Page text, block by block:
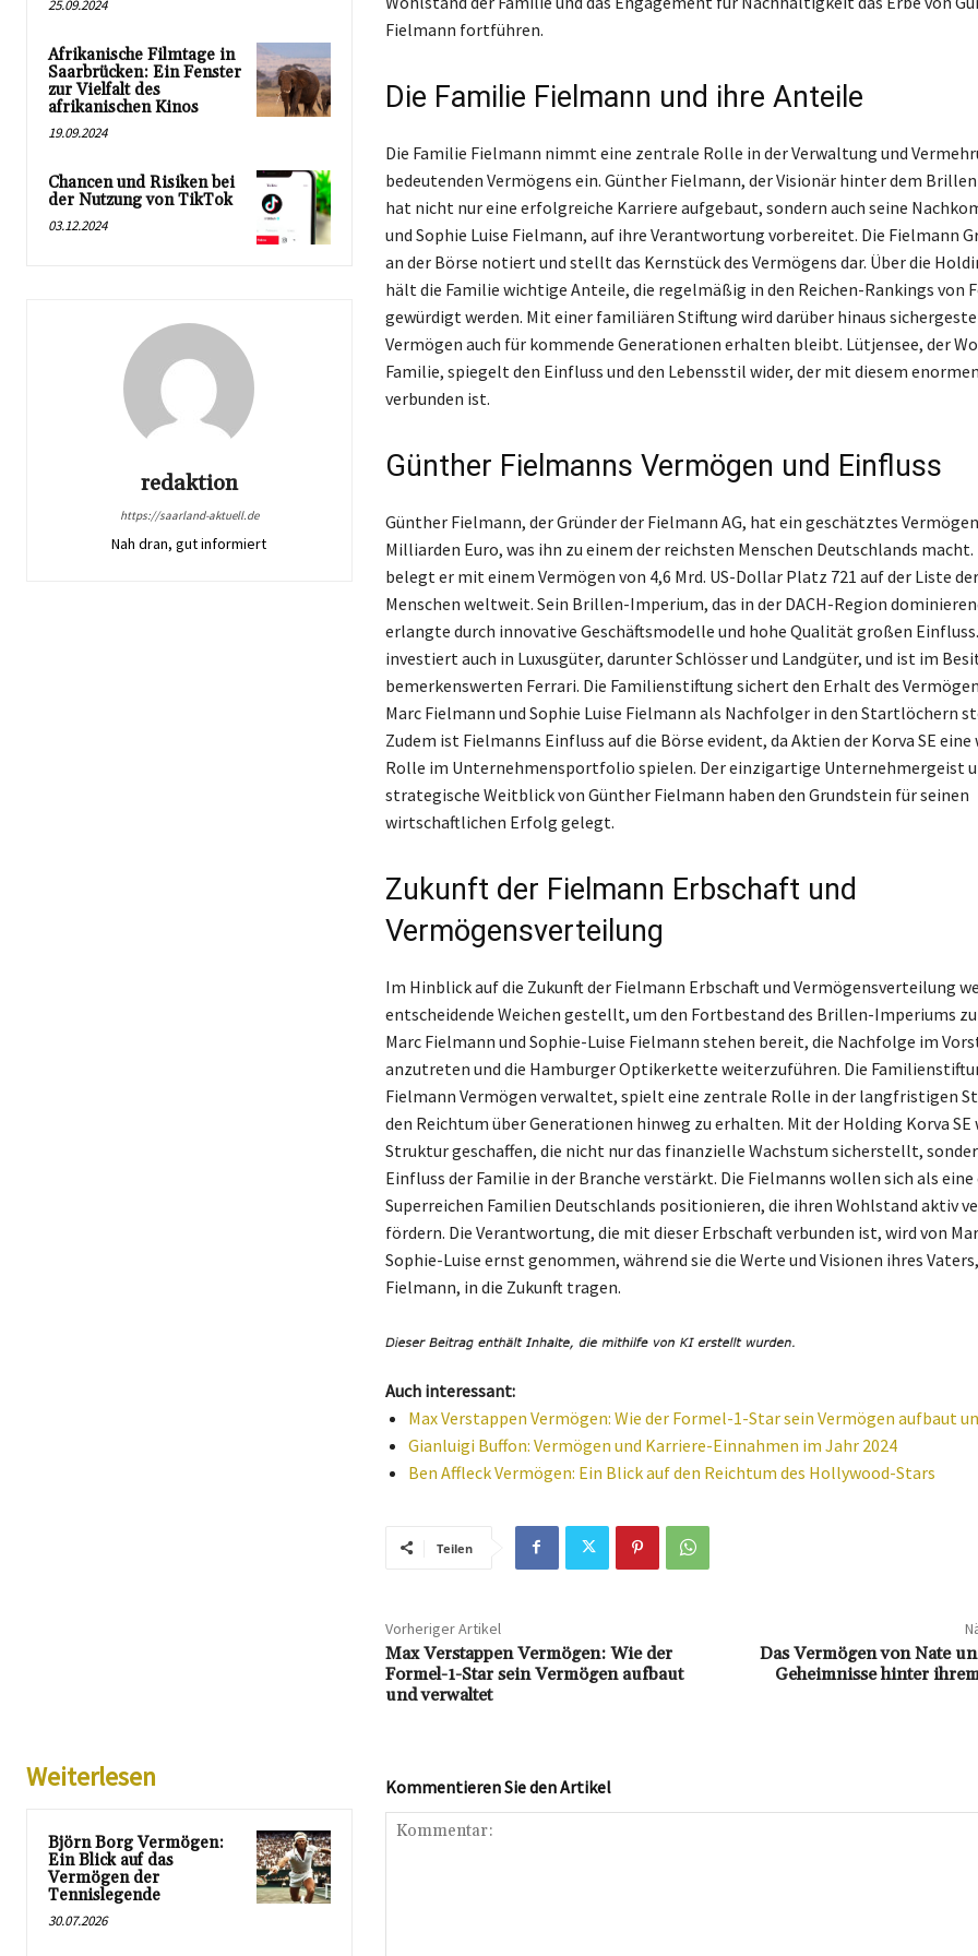
25.09.2024
Afrikanische Filmtage in
Saarbrücken: Ein Fenster
zur Vielfalt des
afrikanischen Kinos
19.09.2024
Chancen und Risiken bei
der Nutzung von TikTok
03.12.2024
redaktion
https://saarland-aktuell.de
Nah dran, gut informiert
Fielmann fortführen.
Die Familie Fielmann und ihre Anteile
Die Familie Fielmann nimmt eine zentrale Rolle in der Verwaltung und
bedeutenden Vermögens ein. Günther Fielmann, der Visionär hinter dem
hat nicht nur eine erfolgreiche Karriere aufgebaut, sondern auch seine
und Sophie Luise Fielmann, auf ihre Verantwortung vorbereitet. Die Fielmann
an der Börse notiert und stellt das Kernstück des Vermögens dar. Über die
hält die Familie wichtige Anteile, die regelmäßig in den Reichen-Rankings von
gewürdigt werden. Mit einer familiären Stiftung wird darüber hinaus
Vermögen auch für kommende Generationen erhalten bleibt. Lütjensee, der
Familie, spiegelt den Einfluss und den Lebensstil wider, der mit diesem
verbunden ist.
Günther Fielmanns Vermögen und Einfluss
Günther Fielmann, der Gründer der Fielmann AG, hat ein geschätztes
Milliarden Euro, was ihn zu einem der reichsten Menschen Deutschlands macht.
belegt er mit einem Vermögen von 4,6 Mrd. US-Dollar Platz 721 auf der Liste
Menschen weltweit. Sein Brillen-Imperium, das in der DACH-Region
erlangte durch innovative Geschäftsmodelle und hohe Qualität großen
investiert auch in Luxusgüter, darunter Schlösser und Landgüter, und ist im
bemerkenswerten Ferrari. Die Familienstiftung sichert den Erhalt des
Marc Fielmann und Sophie Luise Fielmann als Nachfolger in den Startlöchern
Zudem ist Fielmanns Einfluss auf die Börse evident, da Aktien der Korva SE
Rolle im Unternehmensportfolio spielen. Der einzigartige Unternehmergeist
strategische Weitblick von Günther Fielmann haben den Grundstein für seinen
wirtschaftlichen Erfolg gelegt.
Zukunft der Fielmann Erbschaft und
Vermögensverteilung
Im Hinblick auf die Zukunft der Fielmann Erbschaft und Vermögensverteilung
entscheidende Weichen gestellt, um den Fortbestand des Brillen-Imperiums
Marc Fielmann und Sophie-Luise Fielmann stehen bereit, die Nachfolge im
anzutreten und die Hamburger Optikerkette weiterzuführen. Die
Fielmann Vermögen verwaltet, spielt eine zentrale Rolle in der langfristigen
den Reichtum über Generationen hinweg zu erhalten. Mit der Holding Korva SE
Struktur geschaffen, die nicht nur das finanzielle Wachstum sicherstellt,
Einfluss der Familie in der Branche verstärkt. Die Fielmanns wollen sich als
Superreichen Familien Deutschlands positionieren, die ihren Wohlstand aktiv
fördern. Die Verantwortung, die mit dieser Erbschaft verbunden ist, wird von
Sophie-Luise ernst genommen, während sie die Werte und Visionen ihres
Fielmann, in die Zukunft tragen.
Auch interessant:
Max Verstappen Vermögen: Wie der Formel-1-Star sein Vermögen aufbaut
Gianluigi Buffon: Vermögen und Karriere-Einnahmen im Jahr 2024
Ben Affleck Vermögen: Ein Blick auf den Reichtum des Hollywood-Stars
Teilen
Vorheriger Artikel
Max Verstappen Vermögen: Wie der
Formel-1-Star sein Vermögen aufbaut
und verwaltet
Das Vermögen von Nate
Geheimnisse hinter
Weiterlesen
Björn Borg Vermögen:
Ein Blick auf das
Vermögen der
Tennislegende
30.07.2026
Kommentieren Sie den Artikel